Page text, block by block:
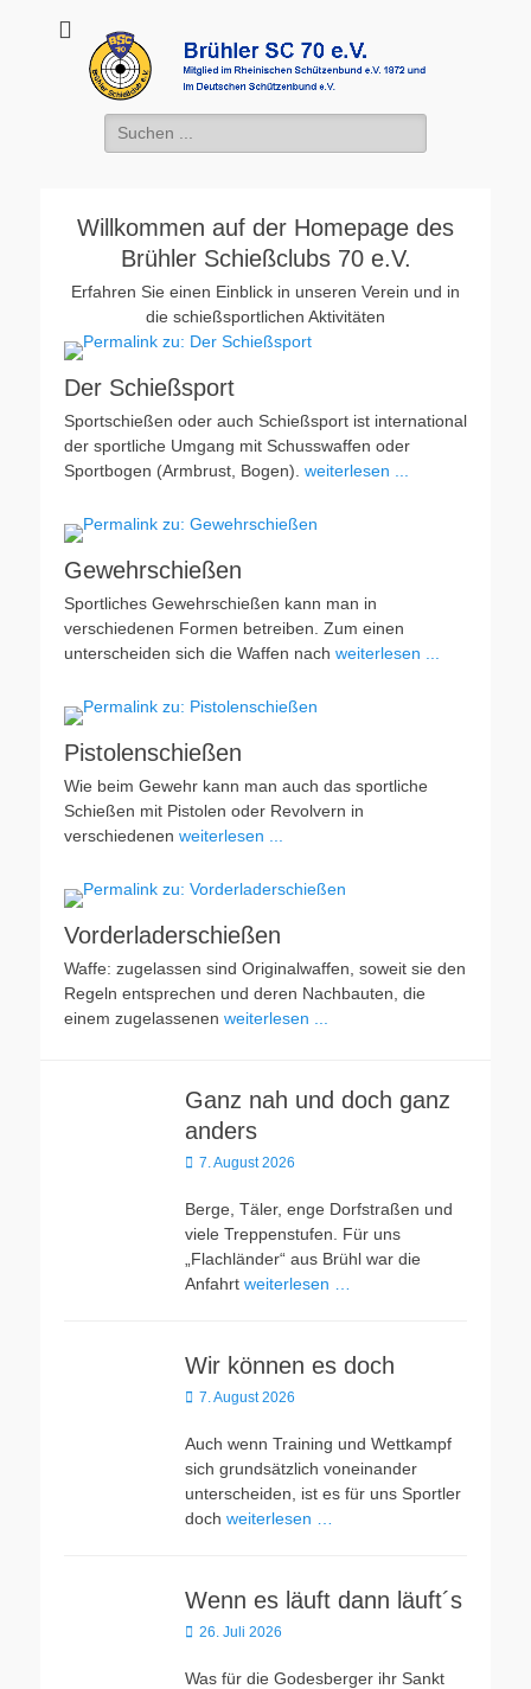
Brühler SC 70 e.V.
Mitglied des Rheinischen Schützenbundes e.v. 1872 und des
Deutschen Schützenbundes e.V.
Suchen
nach:
Willkommen auf der Homepage des
Brühler Schießclubs 70 e.V.
Erfahren Sie einen Einblick in unseren Verein und in
die schießsportlichen Aktivitäten
Der Schießsport
Sportschießen oder auch Schießsport ist international
der sportliche Umgang mit Schusswaffen oder
Sportbogen (Armbrust, Bogen). weiterlesen ...
Gewehrschießen
Sportliches Gewehrschießen kann man in
verschiedenen Formen betreiben. Zum einen
unterscheiden sich die Waffen nach weiterlesen ...
Pistolenschießen
Wie beim Gewehr kann man auch das sportliche
Schießen mit Pistolen oder Revolvern in
verschiedenen weiterlesen ...
Vorderladerschießen
Waffe: zugelassen sind Originalwaffen, soweit sie den
Regeln entsprechen und deren Nachbauten, die
einem zugelassenen weiterlesen ...
Ganz nah und doch ganz
anders
Veröffentlicht
7. August 2026
Berge, Täler, enge Dorfstraßen und
viele Treppenstufen. Für uns
„Flachländer“ aus Brühl war die
Anfahrt weiterlesen …
Wir können es doch
Veröffentlicht
7. August 2026
Auch wenn Training und Wettkampf
sich grundsätzlich voneinander
unterscheiden, ist es für uns Sportler
doch weiterlesen …
Wenn es läuft dann läuft´s
Veröffentlicht
26. Juli 2026
Was für die Godesberger ihr Sankt